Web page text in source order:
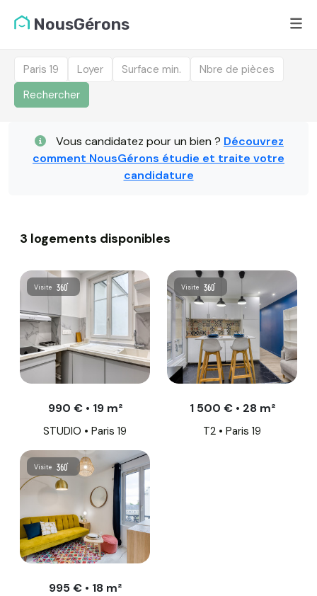
NousGérons
Paris 19 Loyer Surface min.
Nbre de pièces
Rechercher
Liste des logements
Vous candidatez pour un bien ? Découvrez
comment NousGérons étudie et traite votre
candidature
3 logements disponibles
Visite
990 € • 19 m²
STUDIO • Paris 19
Visite
1 500 € • 28 m²
T2 • Paris 19
Visite
995 € • 18 m²